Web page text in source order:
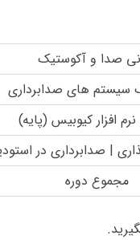
صدا و آکوستیک
سیستم های صدابرداری
افزار کیوبیس (پایه)
| صدابرداری در
مجموع دوره